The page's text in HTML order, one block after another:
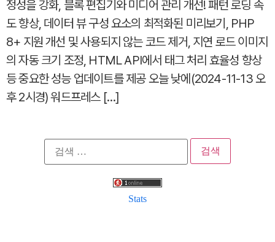
정성을 강화, 블록 편집기와 미디어 관리 개선! 패턴 로딩 속
도 향상, 데이터 뷰 구성 요소의 최적화된 미리보기, PHP
8+ 지원 개선 및 사용되지 않는 코드 제거, 지연 로드 이미지
의 자동 크기 조정, HTML API에서 태그 처리 효율성 향상
등 중요한 성능 업데이트를 제공 오늘 낮에(2024-11-13 오
후 2시경) 워드프레스 […]
검
색:
Stats